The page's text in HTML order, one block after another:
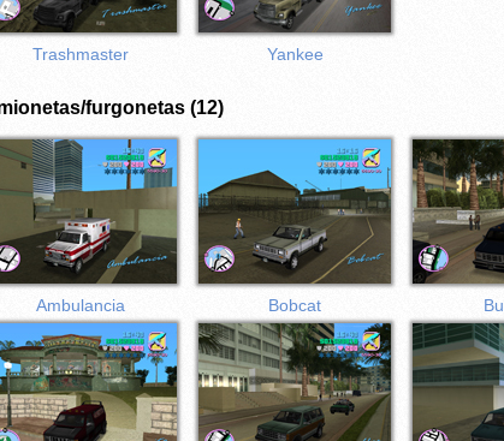
Trashmaster Yankee
furgonetas (12)
Ambulancia Bobcat